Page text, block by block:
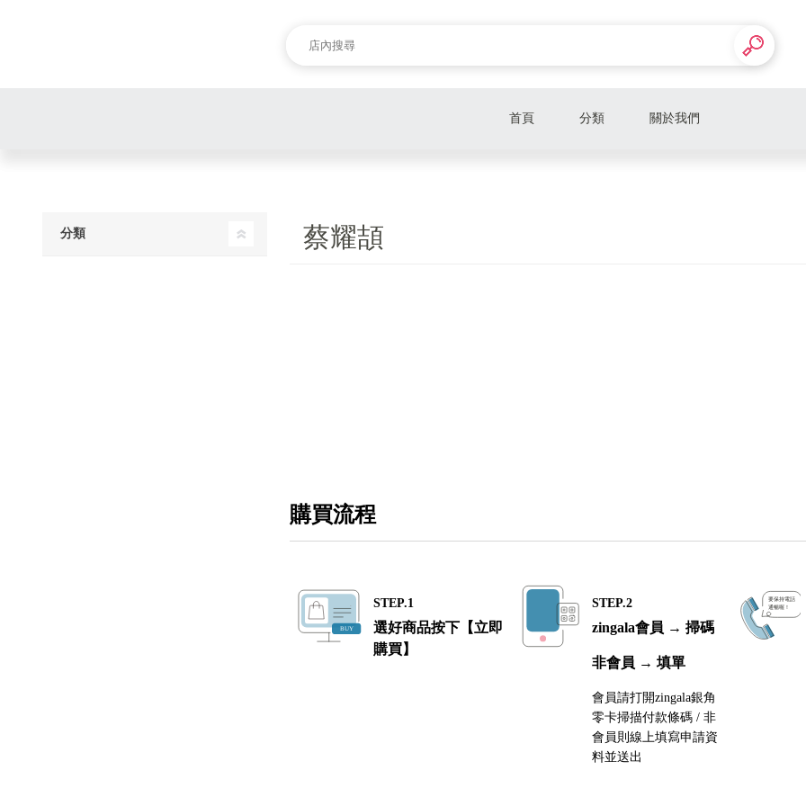
首頁 分類 關於我們
蔡耀頡
購買流程
STEP.1
選好商品按下【立即
購買】
STEP.2
zingala會員 → 掃碼
非會員 → 填單
會員請打開zingala銀角
零卡掃描付款條碼 / 非
會員則線上填寫申請資
料並送出
分類